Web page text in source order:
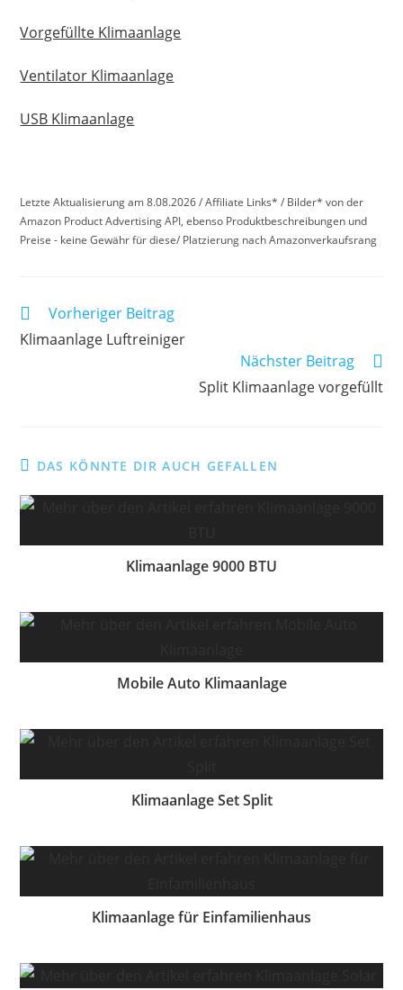
Vorgefüllte Klimaanlage
Ventilator Klimaanlage
USB Klimaanlage
Letzte Aktualisierung am 8.08.2026 / Affiliate Links* / Bilder* von der
Amazon Product Advertising API, ebenso Produktbeschreibungen und
Preise - keine Gewähr für diese/ Platzierung nach Amazonverkaufsrang
Weitere
ansehen
Vorheriger Beitrag
Klimaanlage Luftreiniger
Nächster Beitrag
Split Klimaanlage vorgefüllt
DAS KÖNNTE DIR AUCH GEFALLEN
Klimaanlage 9000 BTU
Mobile Auto Klimaanlage
Klimaanlage Set Split
Klimaanlage für Einfamilienhaus